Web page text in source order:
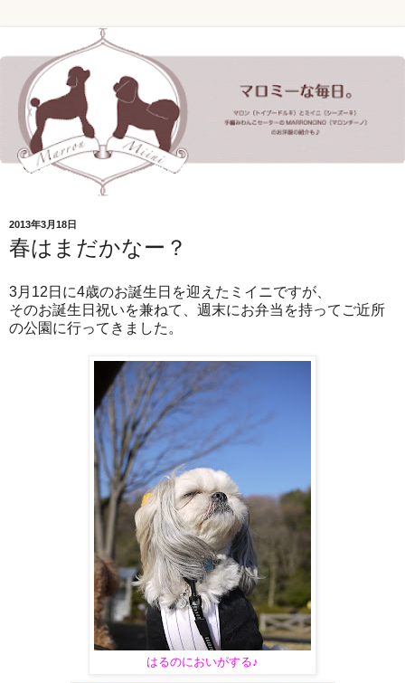
2013年3月18日
春はまだかなー？
3月12日に4歳のお誕生日を迎えたミイニですが、
そのお誕生日祝いを兼ねて、週末にお弁当を持ってご近所
の公園に行ってきました。
はるのにおいがする♪